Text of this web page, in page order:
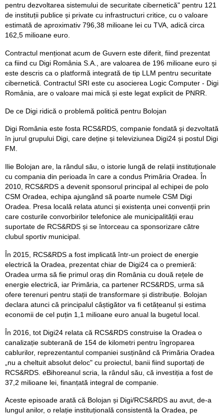
pentru dezvoltarea sistemului de securitate cibernetică" pentru 121
de instituții publice și private cu infrastructuri critice, cu o valoare
estimată de aproximativ 796,38 milioane lei cu TVA, adică circa
162,5 milioane euro.
Contractul menționat acum de Guvern este diferit, fiind prezentat
ca fiind cu Digi România S.A., are valoarea de 196 milioane euro și
este descris ca o platformă integrată de tip LLM pentru securitate
cibernetică. Contractul SRI este cu asocierea Logic Computer - Digi
România, are o valoare mai mică și este legat explicit de PNRR.
De ce Digi ridică o problemă politică pentru Bolojan
Digi România este fosta RCS&RDS, companie fondată și dezvoltată
în jurul grupului Digi, care deține și televiziunea Digi24 și postul Digi
FM.
Ilie Bolojan are, la rândul său, o istorie lungă de relații instituționale
cu compania din perioada în care a condus Primăria Oradea. În
2010, RCS&RDS a devenit sponsorul principal al echipei de polo
CSM Oradea, echipa ajungând să poarte numele CSM Digi
Oradea. Presa locală relata atunci și existența unei convenții prin
care costurile convorbirilor telefonice ale municipalității erau
suportate de RCS&RDS și se întorceau ca sponsorizare către
clubul sportiv municipal.
În 2015, RCS&RDS a fost implicată într-un proiect de energie
electrică la Oradea, prezentat chiar de Digi24 ca o premieră:
Oradea urma să fie primul oraș din România cu două rețele de
energie electrică, iar Primăria, ca partener RCS&RDS, urma să
ofere terenuri pentru stații de transformare și distribuție. Bolojan
declara atunci că principalul câștigător va fi cetățeanul și estima
economii de cel puțin 1,1 milioane euro anual la bugetul local.
În 2016, tot Digi24 relata că RCS&RDS construise la Oradea o
canalizație subterană de 154 de kilometri pentru îngroparea
cablurilor, reprezentantul companiei susținând că Primăria Oradea
„nu a cheltuit absolut deloc" cu proiectul, banii fiind suportați de
RCS&RDS. eBihoreanul scria, la rândul său, că investiția a fost de
37,2 milioane lei, finanțată integral de companie.
Aceste episoade arată că Bolojan și Digi/RCS&RDS au avut, de-a
lungul anilor, o relație instituțională consistentă la Oradea, pe